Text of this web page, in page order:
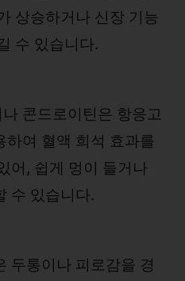
상승하거나 신장 기능
수 있습니다.
콘드로이틴은 항응고
하여 혈액 희석 효과를
어, 쉽게 멍이 들거나
수 있습니다.
두통이나 피로감을 경